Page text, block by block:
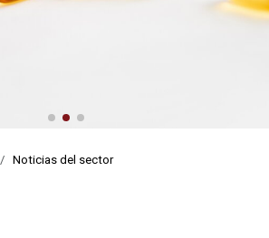
Noticias del sector